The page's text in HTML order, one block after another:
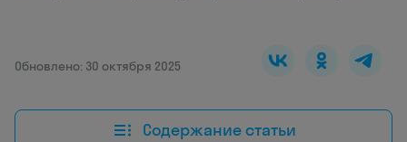
Обновлено: 30 октября 2025
Содержание статьи